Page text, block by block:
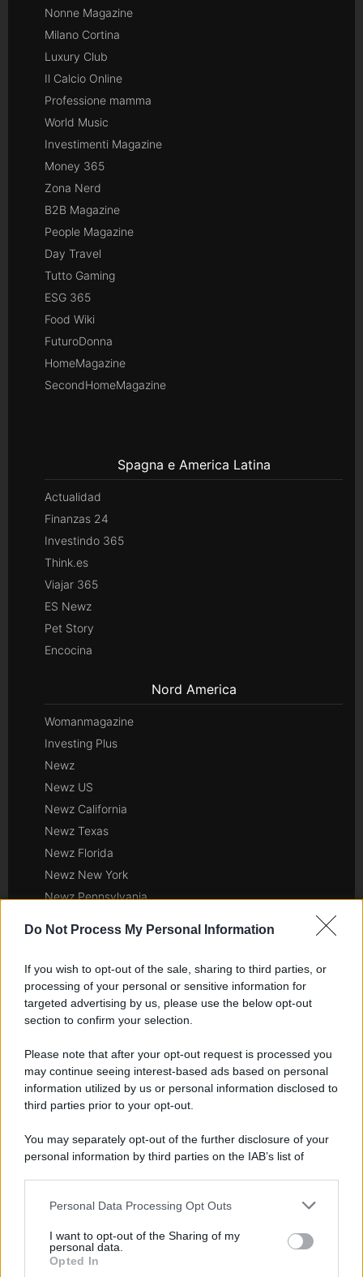
Do Not Process My Personal Information
If you wish to opt-out of the sale, sharing to third parties, or
processing of your personal or sensitive information for
targeted advertising by us, please use the below opt-out
section to confirm your selection.
Please note that after your opt-out request is processed you
may continue seeing interest-based ads based on personal
information utilized by us or personal information disclosed to
third parties prior to your opt-out.
You may separately opt-out of the further disclosure of your
personal information by third parties on the IAB’s list of
This information may also be disclosed by us to third parties
disclose it to other third parties.
Please note that this website/app uses one or more Google
Personal Data Processing Opt Outs
I want to opt-out of the Sharing of my
personal data.
Opted In
Nonne Magazine
Milano Cortina
Luxury Club
Il Calcio Online
Professione mamma
World Music
Investimenti Magazine
Money 365
Zona Nerd
B2B Magazine
People Magazine
Day Travel
Tutto Gaming
ESG 365
Food Wiki
FuturoDonna
HomeMagazine
SecondHomeMagazine
Spagna e America Latina
Actualidad
Finanzas 24
Investindo 365
Think.es
Viajar 365
ES Newz
Pet Story
Encocina
Nord America
Womanmagazine
Investing Plus
Newz
Newz US
Newz California
Newz Texas
Newz Florida
Newz New York
Newz Pennsylvania
Gameland
Hig Tech Mag
Scoop Mag
Lgbtqia News
Motors Magazine 365
Day Travel 365
Home Magazine 365
Cineverse Magazine
SecondHomeMagazine
Francia
InvestirMag